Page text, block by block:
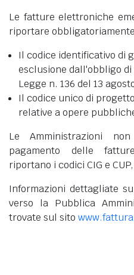
Le fatture elettroniche
riportare
Il codice identificativo di
esclusione dall'obbligo
Legge n. 136 del 13
Il codice unico di
relative a opere
Le Amministrazioni
pagamento delle
riportano i codici CIG e
Informazioni dettagliate
verso la Pubblica
trovate sul sito